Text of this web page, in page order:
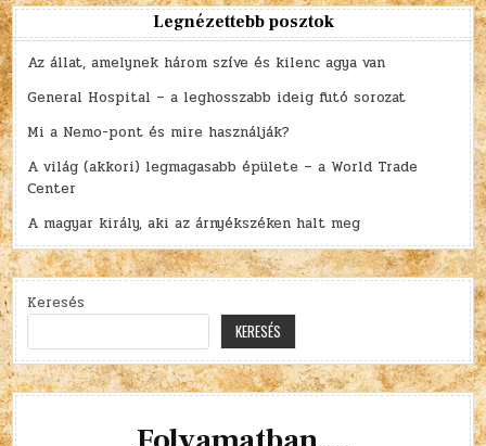
Legnézettebb posztok
Az állat, amelynek három szíve és kilenc agya van
General Hospital – a leghosszabb ideig futó sorozat
Mi a Nemo-pont és mire használják?
A világ (akkori) legmagasabb épülete – a World Trade
Center
A magyar király, aki az árnyékszéken halt meg
Keresés
KERESÉS